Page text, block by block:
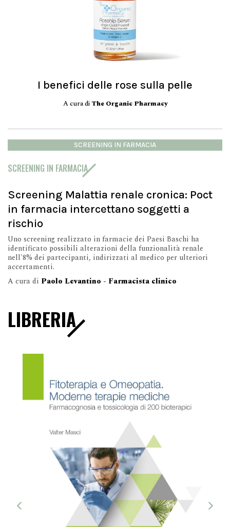
I benefici delle rose sulla pelle
A cura di The Organic Pharmacy
SCREENING IN FARMACIA
SCREENING IN FARMACIA
Screening Malattia renale cronica: Poct
in farmacia intercettano soggetti a
rischio
Uno screening realizzato in farmacie dei Paesi Baschi ha
identificato possibili alterazioni della funzionalità renale
nell'8% dei partecipanti, indirizzati al medico per ulteriori
accertamenti.
A cura di Paolo Levantino - Farmacista clinico
LIBRERIA